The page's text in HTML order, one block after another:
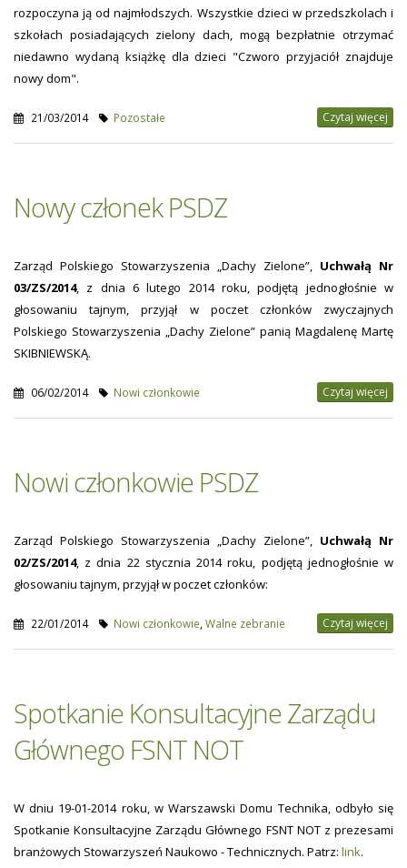
rozpoczyna ją od najmłodszych. Wszystkie dzieci w przedszkolach i
szkołach posiadających zielony dach, mogą bezpłatnie otrzymać
niedawno wydaną książkę dla dzieci "Czworo przyjaciół znajduje
nowy dom".
21/03/2014 Pozostałe Czytaj więcej
Nowy członek PSDZ
Zarząd Polskiego Stowarzyszenia „Dachy Zielone”, Uchwałą Nr
03/ZS/2014, z dnia 6 lutego 2014 roku, podjętą jednogłośnie w
głosowaniu tajnym, przyjął w poczet członków zwyczajnych
Polskiego Stowarzyszenia „Dachy Zielone” panią Magdalenę Martę
SKIBNIEWSKĄ.
06/02/2014 Nowi członkowie Czytaj więcej
Nowi członkowie PSDZ
Zarząd Polskiego Stowarzyszenia „Dachy Zielone”, Uchwałą Nr
02/ZS/2014, z dnia 22 stycznia 2014 roku, podjętą jednogłośnie w
głosowaniu tajnym, przyjął w poczet członków:
22/01/2014 Nowi członkowie Walne zebranie Czytaj więcej
Spotkanie Konsultacyjne Zarządu
Głównego FSNT NOT
W dniu 19-01-2014 roku, w Warszawski Domu Technika, odbyło się
Spotkanie Konsultacyjne Zarządu Głównego FSNT NOT z prezesami
branżowych Stowarzyszeń Naukowo - Technicznych. Patrz: link.